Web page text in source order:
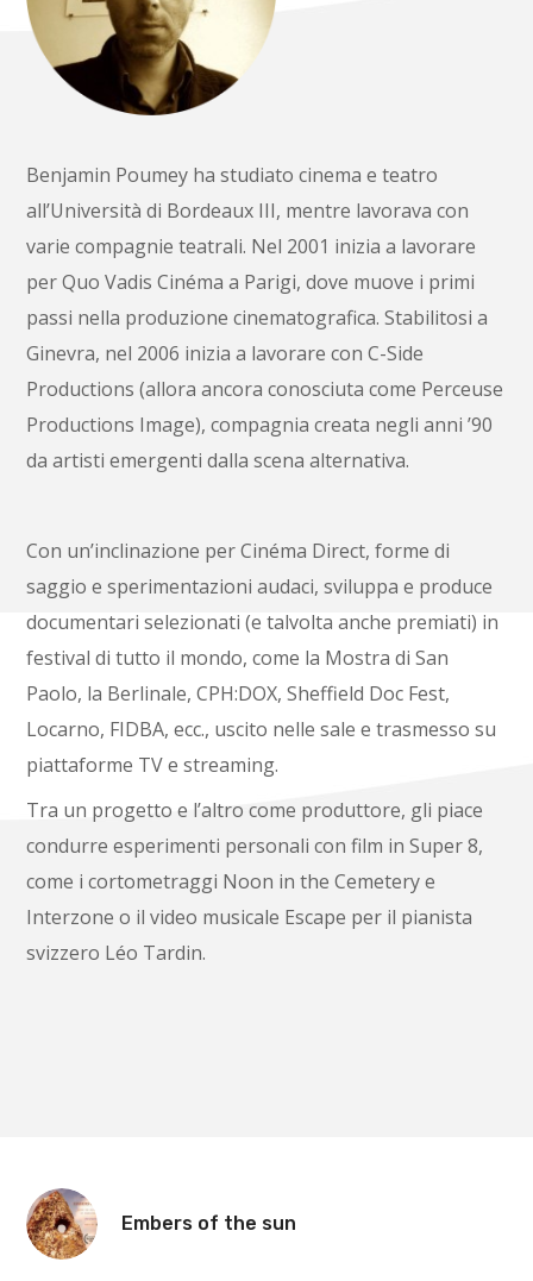
Benjamin Poumey ha studiato cinema e teatro
all’Università di Bordeaux III, mentre lavorava con
varie compagnie teatrali. Nel 2001 inizia a lavorare
per Quo Vadis Cinéma a Parigi, dove muove i primi
passi nella produzione cinematografica. Stabilitosi a
Ginevra, nel 2006 inizia a lavorare con C-Side
Productions (allora ancora conosciuta come Perceuse
Productions Image), compagnia creata negli anni ’90
da artisti emergenti dalla scena alternativa.
Con un’inclinazione per Cinéma Direct, forme di
saggio e sperimentazioni audaci, sviluppa e produce
documentari selezionati (e talvolta anche premiati) in
festival di tutto il mondo, come la Mostra di San
Paolo, la Berlinale, CPH:DOX, Sheffield Doc Fest,
Locarno, FIDBA, ecc., uscito nelle sale e trasmesso su
piattaforme TV e streaming.
Tra un progetto e l’altro come produttore, gli piace
condurre esperimenti personali con film in Super 8,
come i cortometraggi Noon in the Cemetery e
Interzone o il video musicale Escape per il pianista
svizzero Léo Tardin.
Embers of the sun